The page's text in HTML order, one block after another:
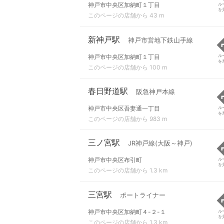
神戸市中央区加納町１丁目
このページの店舗から 43 m
ル
を
新神戸駅 神戸市営地下鉄山手線
神戸市中央区加納町１丁目
このページの店舗から 100 m
ル
を
春日野道駅 阪急神戸本線
神戸市中央区吾妻通一丁目
このページの店舗から 983 m
ル
を
三ノ宮駅 JR神戸線(大阪～神戸)
神戸市中央区布引町
このページの店舗から 1.3 km
ル
を
三宮駅 ポートライナー
神戸市中央区加納町４-２-１
このページの店舗から 1.3 km
ル
を